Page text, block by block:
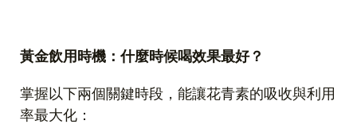
黃金飲用時機：什麼時候喝效果最好？
掌握以下兩個關鍵時段，能讓花青素的吸收與利用
率最大化：